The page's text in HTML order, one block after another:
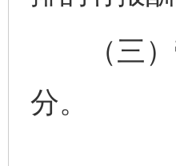
（三）
分。
完善运行机制助力责